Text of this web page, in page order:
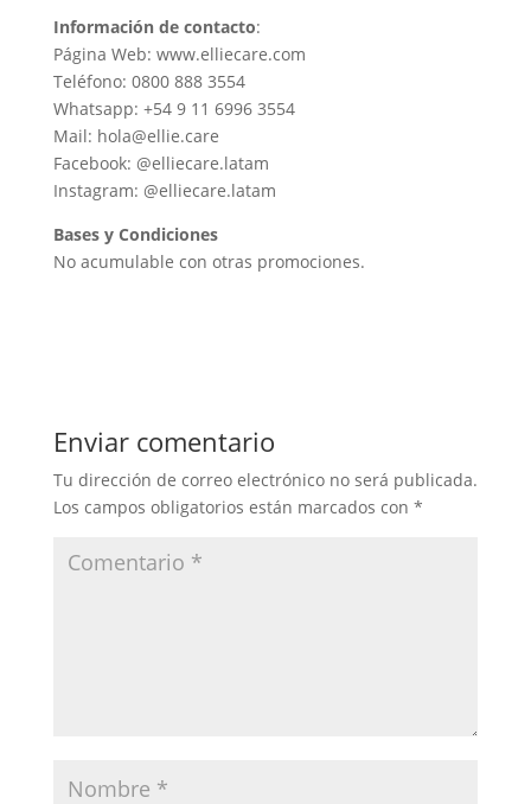
Información de contacto:
Página Web: www.elliecare.com
Teléfono: 0800 888 3554
Whatsapp: +54 9 11 6996 3554
Mail: hola@ellie.care
Facebook: @elliecare.latam
Instagram: @elliecare.latam
Bases y Condiciones
No acumulable con otras promociones.
Enviar comentario
Tu dirección de correo electrónico no será publicada.
Los campos obligatorios están marcados con *